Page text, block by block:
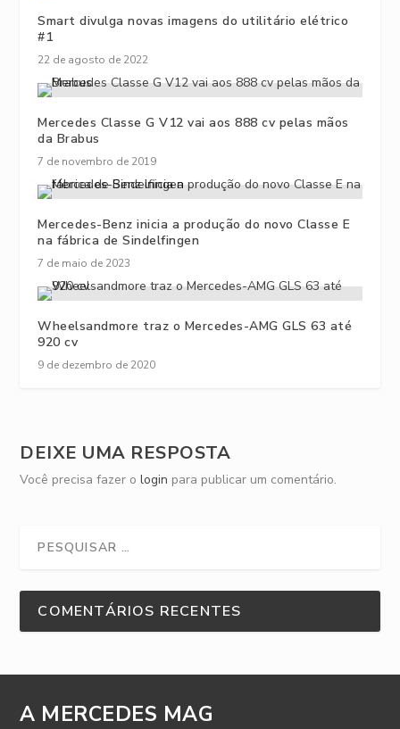
Smart divulga novas imagens do utilitário elétrico
#1
22 de agosto de 2022
Mercedes Classe G V12 vai aos 888 cv pelas mãos
da Brabus
7 de novembro de 2019
Mercedes-Benz inicia a produção do novo Classe E
na fábrica de Sindelfingen
7 de maio de 2023
Wheelsandmore traz o Mercedes-AMG GLS 63 até
920 cv
9 de dezembro de 2020
DEIXE UMA RESPOSTA
Você precisa fazer ologin para publicar um comentário.
COMENTÁRIOS RECENTES
A MERCEDES MAG